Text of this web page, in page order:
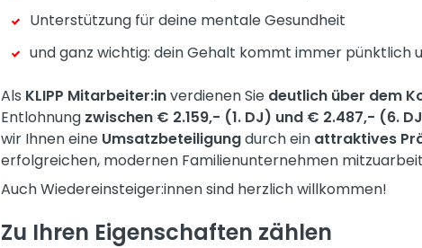
Unterstützung für deine mentale Gesundheit
und ganz wichtig: dein Gehalt kommt immer
Als KLIPP Mitarbeiter:inverdienen Sie deutlich über dem
Entlohnung zwischen € 2.159,- (1. DJ) und € 2.487,- (6.
wir Ihnen eine Umsatzbeteiligungdurch ein attraktives
erfolgreichen, modernen Familienunternehmen
Auch Wiedereinsteiger:innen sind herzlich willkommen!
Zu Ihren Eigenschaften zählen